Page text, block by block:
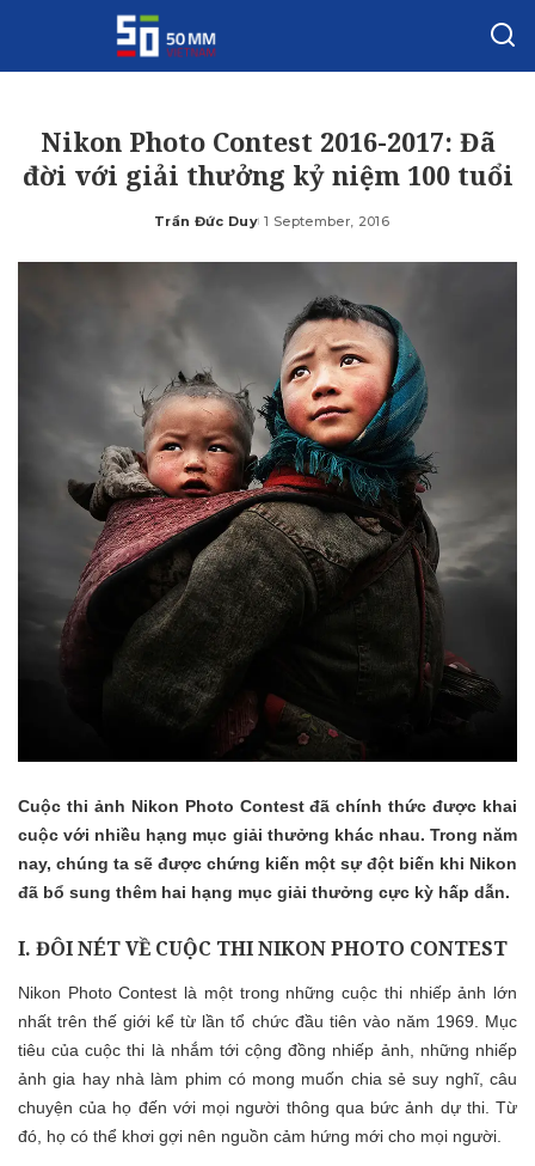
Nikon Photo Contest 2016-2017: Đã
đời với giải thưởng kỷ niệm 100 tuổi
Posted
Trần Đức Duy 1 September, 2016
Cuộc thi ảnh Nikon Photo Contest đã chính thức được khai
cuộc với nhiều hạng mục giải thưởng khác nhau. Trong năm
nay, chúng ta sẽ được chứng kiến một sự đột biến khi Nikon
đã bổ sung thêm hai hạng mục giải thưởng cực kỳ hấp dẫn.
I. ĐÔI NÉT VỀ CUỘC THI NIKON PHOTO CONTEST
Nikon Photo Contest là một trong những cuộc thi nhiếp ảnh lớn
nhất trên thế giới kể từ lần tổ chức đầu tiên vào năm 1969. Mục
tiêu của cuộc thi là nhắm tới cộng đồng nhiếp ảnh, những nhiếp
ảnh gia hay nhà làm phim có mong muốn chia sẻ suy nghĩ, câu
chuyện của họ đến với mọi người thông qua bức ảnh dự thi. Từ
đó, họ có thể khơi gợi nên nguồn cảm hứng mới cho mọi người.